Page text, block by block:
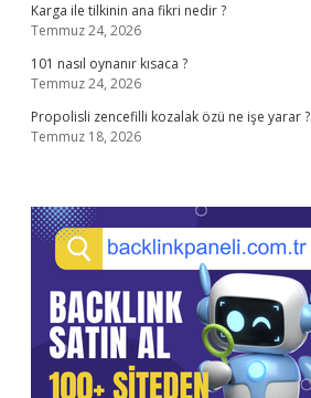
Karga ile tilkinin ana fikri nedir ?
Temmuz 24, 2026
101 nasıl oynanır kısaca ?
Temmuz 24, 2026
Propolisli zencefilli kozalak özü ne işe yarar ?
Temmuz 18, 2026